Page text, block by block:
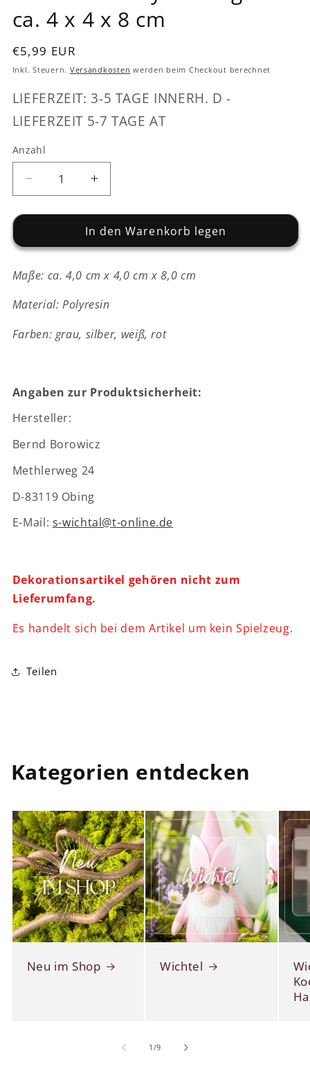
ca. 4 x 4 x 8 cm
Normaler
Preis
€5,99 EUR
Inkl. Steuern. Versandkosten werden beim Checkout berechnet
LIEFERZEIT: 3-5 TAGE INNERH. D -
LIEFERZEIT 5-7 TAGE AT
Anzahl
Verringere
die
Menge
Nikolaus
Polyresin
grau
ca.
x
8
Erhöhe
die
Menge
für
Nikolaus
Polyresin
grau
ca.
x
In den Warenkorb legen
Maße: ca. 4,0 cm x 4,0 cm x 8,0 cm
Material: Polyresin
Farben: grau, silber, weiß, rot
Angaben zur Produktsicherheit:
Hersteller:
Bernd Borowicz
Methlerweg 24
D-83119 Obing
E-Mail: s-wichtal@t-online.de
Dekorationsartikel gehören nicht zum
Lieferumfang.
Es handelt sich bei dem Artikel um kein Spielzeug.
Teilen
Kategorien entdecken
Neu im Shop Wichtel
1 /von
9